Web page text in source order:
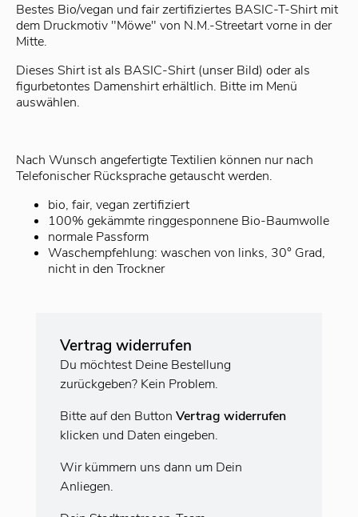
Bestes Bio/vegan und fair zertifiziertes BASIC-T-Shirt mit
dem Druckmotiv "Möwe" von N.M.-Streetart vorne in der
Mitte.
Dieses Shirt ist als BASIC-Shirt (unser Bild) oder als
figurbetontes Damenshirt erhältlich. Bitte im Menü
auswählen.
Nach Wunsch angefertigte Textilien können nur nach
Telefonischer Rücksprache getauscht werden.
bio, fair, vegan zertifiziert
100% gekämmte ringgesponnene Bio-Baumwolle
normale Passform
Waschempfehlung: waschen von links, 30° Grad,
nicht in den Trockner
Vertrag widerrufen
Du möchtest Deine Bestellung
zurückgeben? Kein Problem.
Bitte auf den Button Vertrag widerrufen
klicken und Daten eingeben.
Wir kümmern uns dann um Dein
Anliegen.